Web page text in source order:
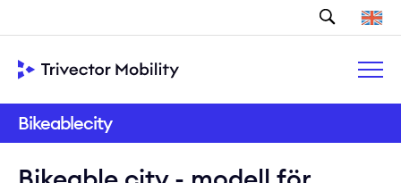
Sök
Bikeablecity